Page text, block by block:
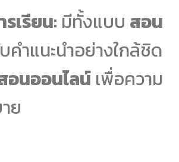
เรียน: มีทั้งแบบ สอน
คำแนะนำอย่างใกล้ชิด
อนออนไลน์เพื่อความ
ย